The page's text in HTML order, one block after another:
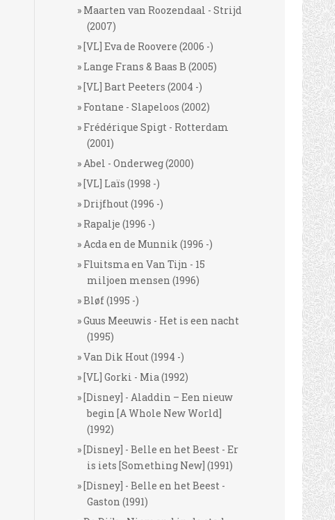
Maarten van Roozendaal - Strijd
(2007)
[VL] Eva de Roovere (2006 -)
Lange Frans & Baas B (2005)
[VL] Bart Peeters (2004 -)
Fontane - Slapeloos (2002)
Frédérique Spigt - Rotterdam
(2001)
Abel - Onderweg (2000)
[VL] Laïs (1998 -)
Drijfhout (1996 -)
Rapalje (1996 -)
Acda en de Munnik (1996 -)
Fluitsma en Van Tijn - 15
miljoen mensen (1996)
Bløf (1995 -)
Guus Meeuwis - Het is een nacht
(1995)
Van Dik Hout (1994 -)
[VL] Gorki - Mia (1992)
[Disney] - Aladdin – Een nieuw
begin [A Whole New World]
(1992)
[Disney] - Belle en het Beest - Er
is iets [Something New] (1991)
[Disney] - Belle en het Beest -
Gaston (1991)